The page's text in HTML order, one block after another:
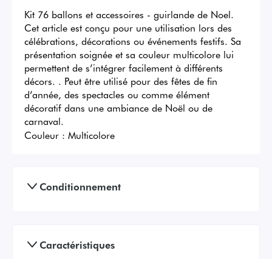
Kit 76 ballons et accessoires - guirlande de Noel.
Cet article est conçu pour une utilisation lors des
célébrations, décorations ou événements festifs. Sa
présentation soignée et sa couleur multicolore lui
permettent de s’intégrer facilement à différents
décors. . Peut être utilisé pour des fêtes de fin
d’année, des spectacles ou comme élément
décoratif dans une ambiance de Noël ou de
carnaval.
Couleur : Multicolore
Conditionnement
Caractéristiques